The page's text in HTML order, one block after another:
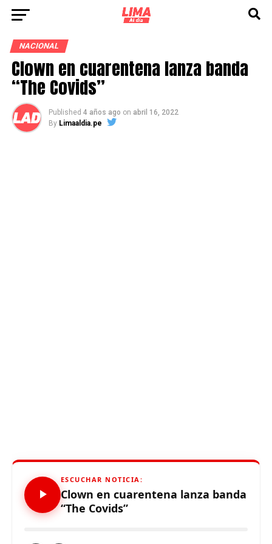
NACIONAL
Clown en cuarentena lanza banda
“The Covids”
Published 4 años ago on abril 16, 2022
By Limaaldia.pe
ESCUCHAR NOTICIA:
Clown en cuarentena lanza banda
“The Covids”